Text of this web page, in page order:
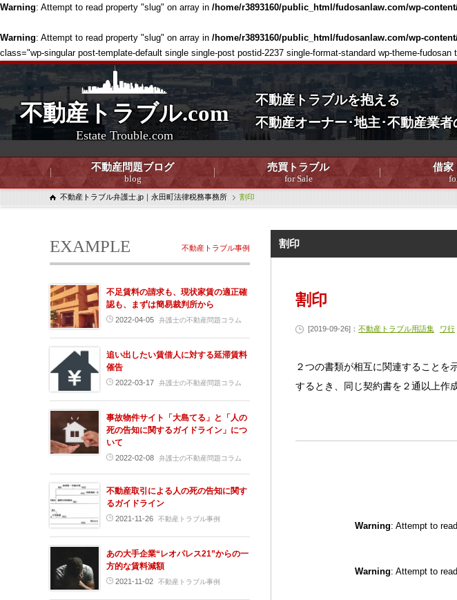
Warning: Attempt to read property "slug" on array in /home/r3893160/public_html/fudosanlaw.com/wp-
Warning: Attempt to read property "slug" on array in /home/r3893160/public_html/fudosanlaw.com/wp-
class="wp-singular post-template-default single single-post postid-2237 single-format-standard wp-theme-
不動産トラブル.com
Estate Trouble.com
不動産トラブルを抱える
不動産オーナー･地主･不動産業者
不動産問題ブログ
blog
売買トラブル
for Sale
借家
不動産トラブル弁護士.jp｜永田町法律税務事務所 割印
割印
割印
[2019-09-26]： 不動産トラブル用語集 ワ行
２つの書類が相互に関連することを
するとき、同じ契約書を２通以上作
Warning: Attempt to
Warning: Attempt to
不動産トラブル事例
EXAMPLE
不足賃料の請求も、現状家賃の適正確
認も、まずは簡易裁判所から
2022-04-05 弁護士の不動産問題コラム
追い出したい賃借人に対する延滞賃料
催告
2022-03-17 弁護士の不動産問題コラム
事故物件サイト「大島てる」と「人の
死の告知に関するガイドライン」につ
いて
2022-02-08 弁護士の不動産問題コラム
不動産取引による人の死の告知に関す
るガイドライン
2021-11-26 不動産トラブル事例
あの大手企業“レオパレス21”からの一
方的な賃料減額
2021-11-02 不動産トラブル事例